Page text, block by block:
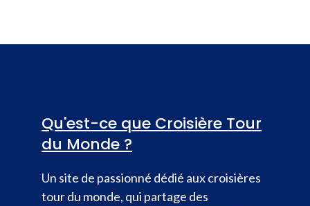
Qu'est-ce que Croisière Tour
du Monde ?
Un site de passionné dédié aux croisières
tour du monde, qui partage des